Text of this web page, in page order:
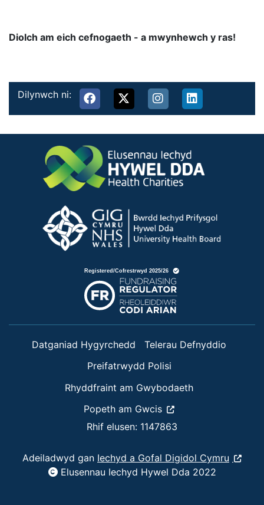
Diolch am eich cefnogaeth - a mwynhewch y ras!
Dilynwch ni:
Datganiad Hygyrchedd
Telerau Defnyddio
Preifatrwydd Polisi
Rhyddfraint am Gwybodaeth
Popeth am Gwcis
Rhif elusen: 1147863
Adeiladwyd gan Iechyd a Gofal Digidol Cymru
Elusennau Iechyd Hywel Dda 2022